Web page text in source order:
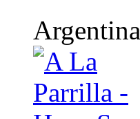
Argentina